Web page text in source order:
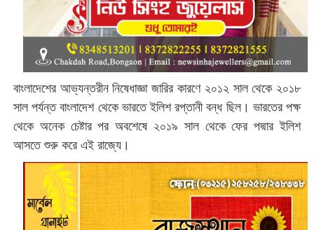
বাংলাদেশের আভ্যন্তরীন নিষেধাজ্ঞা জারির কারণে ২০১২ সাল থেকে ২০১৮
সাল পর্যন্ত বাংলাদেশ থেকে ভারতে ইলিশ রপ্তানী বন্ধ ছিল। ভারতের পক্ষ
থেকে অনেক চেষ্টার পর অবশেষে ২০১৯ সাল থেকে ফের পদ্মার ইলিশ
আসতে শুরু করে এই রাজ্যে।